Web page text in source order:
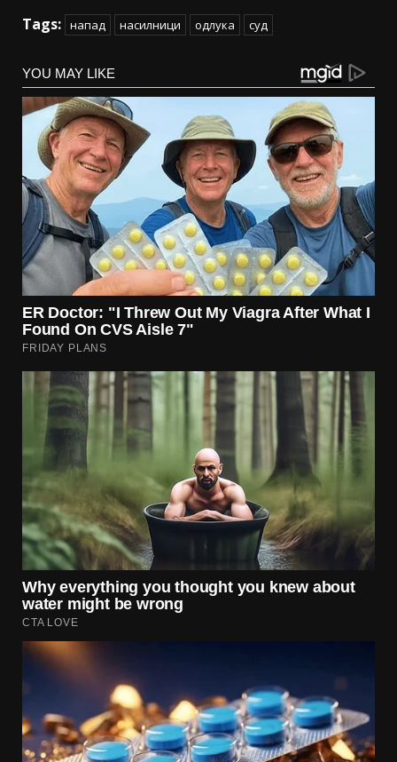
Tags: напад насилници одлука суд